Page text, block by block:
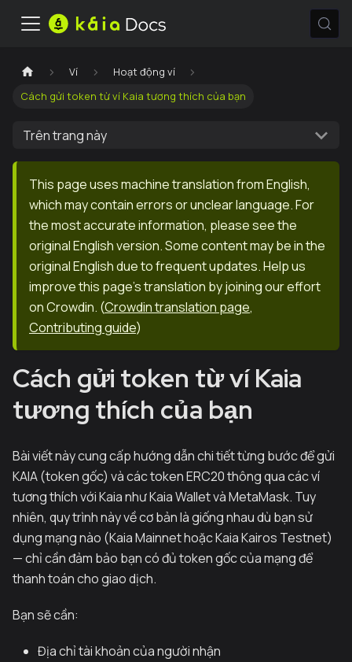
Ví
Hoạt động ví
Cách gửi token từ ví Kaia tương thích của bạn
Trên trang này
This page uses machine translation from English,
which may contain errors or unclear language. For
the most accurate information, please see the
original English version. Some content may be in the
original English due to frequent updates. Help us
improve this page's translation by joining our effort
on Crowdin. (Crowdin translation page,
Contributing guide)
Cách gửi token từ ví Kaia
tương thích của bạn
Bài viết này cung cấp hướng dẫn chi tiết từng bước để gửi
KAIA (token gốc) và các token ERC20 thông qua các ví
tương thích với Kaia như Kaia Wallet và MetaMask. Tuy
nhiên, quy trình này về cơ bản là giống nhau dù bạn sử
dụng mạng nào (Kaia Mainnet hoặc Kaia Kairos Testnet)
— chỉ cần đảm bảo bạn có đủ token gốc của mạng để
thanh toán cho giao dịch.
Bạn sẽ cần:
Địa chỉ tài khoản của người nhận